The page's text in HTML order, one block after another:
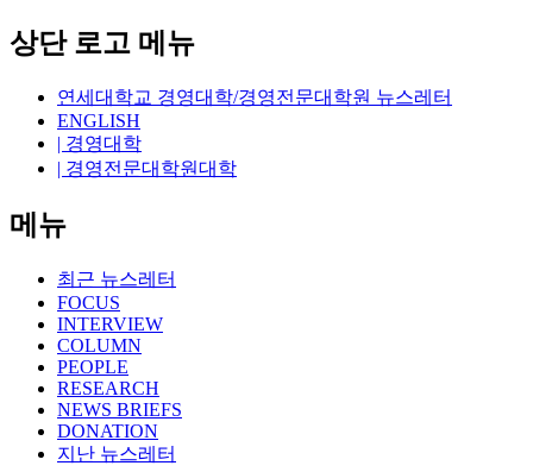
상단 로고 메뉴
연세대학교 경영대학/경영전문대학원 뉴스레터
ENGLISH
| 경영대학
| 경영전문대학원대학
메뉴
최근 뉴스레터
FOCUS
INTERVIEW
COLUMN
PEOPLE
RESEARCH
NEWS BRIEFS
DONATION
지난 뉴스레터